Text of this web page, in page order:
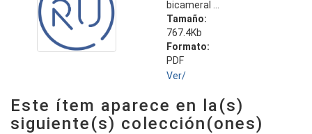
bicameral ...
Tamaño:
767.4Kb
Formato:
PDF
Ver/
Este ítem aparece en la(s)
siguiente(s) colección(ones)